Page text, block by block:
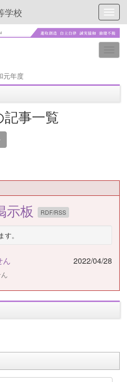
学校
元年度
事一覧
示板 RDF/RSS
。
ん 2022/04/28